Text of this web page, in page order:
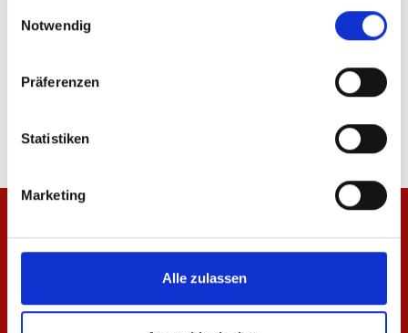
Notwendig
Präferenzen
Statistiken
Marketing
Alle zulassen
NEU
Warm-Up